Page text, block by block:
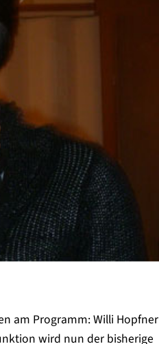
am Programm: Willi Hopfner
wird nun der bisherige